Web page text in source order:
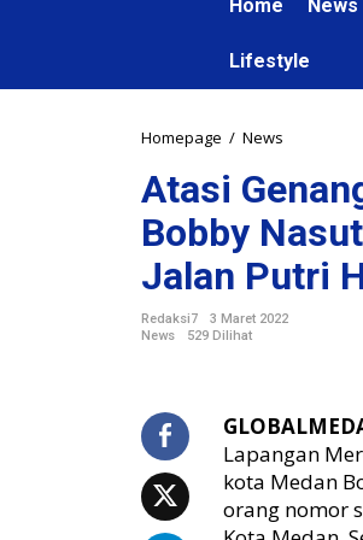
Home News
Lifestyle
Homepage / News
a
s
e
a
n
A
i
S
Atasi
Bobby
Jalan Putri
Redaksi7
3 Maret 2022
News
529 Dilihat
Lapangan
kota Medan
orang nomor